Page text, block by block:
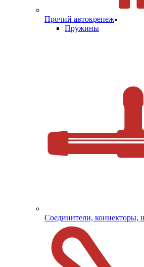
Прочий автокрепеж
Пружины
Соединители, коннекторы,